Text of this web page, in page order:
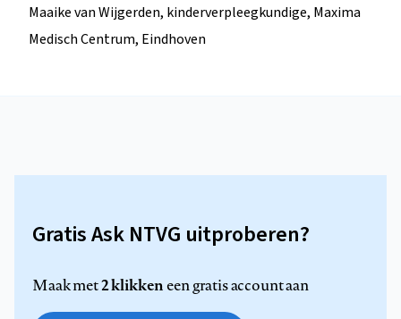
Maaike van Wijgerden, kinderverpleegkundige, Maxima
Medisch Centrum, Eindhoven
Gratis Ask NTVG uitproberen?
Maak met2 klikkeneen gratis account aan